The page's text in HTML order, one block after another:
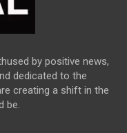
by positive news,
dedicated to the
creating a shift in the
be.